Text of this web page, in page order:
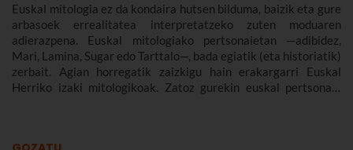
Euskal mitologia ez da kondaira hutsen bilduma, baizik eta gure
arbasoek errealitatea interpretatzeko zuten moduaren
adierazpena. Euskal mitologiako pertsonaietan —adibidez,
Mari, Lamina, Sugar edo Tarttalo—, bada egiatik (eta historiatik)
zerbait. Agian horregatik zaizkigu hain erakargarri Euskal
Herriko izaki mitologikoak. Zatoz gurekin euskal pertsonaia